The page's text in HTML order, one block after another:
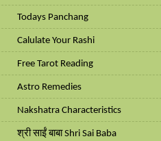
Todays Panchang
Calulate Your Rashi
Free Tarot Reading
Astro Remedies
Nakshatra Characteristics
श्री साईं बाबा Shri Sai Baba